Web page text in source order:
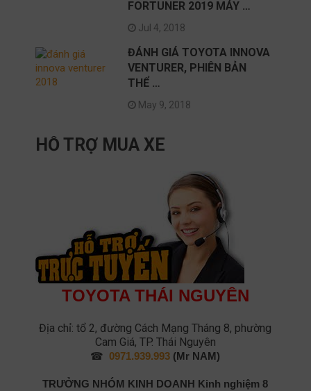
FORTUNER 2019 MÁY …
Jul 4, 2018
ĐÁNH GIÁ TOYOTA INNOVA
VENTURER, PHIÊN BẢN
THỂ …
May 9, 2018
HỖ TRỢ MUA XE
TOYOTA THÁI NGUYÊN
Địa chỉ: tổ 2, đường Cách Mạng Tháng 8, phường
Cam Giá, TP. Thái Nguyên
☎ 0971.939.993 (Mr NAM)
TRƯỞNG NHÓM KINH DOANH Kinh nghiệm 8